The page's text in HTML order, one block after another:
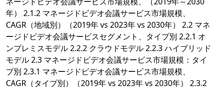
年） 2.1.2 マネージドビデオ会議サービス市場規模、
CAGR（地域別）（2019年 vs 2023年 vs 2030年） 2.2 マネ
ージドビデオ会議サービスセグメント、タイプ別 2.2.1 オ
ンプレミスモデル 2.2.2 クラウドモデル 2.2.3 ハイブリッド
モデル 2.3 マネージドビデオ会議サービス市場規模：タイ
プ別 2.3.1 マネージドビデオ会議サービス市場規模、
CAGR（タイプ別）（2019年 vs 2023年 vs 2030年） 2.3.2